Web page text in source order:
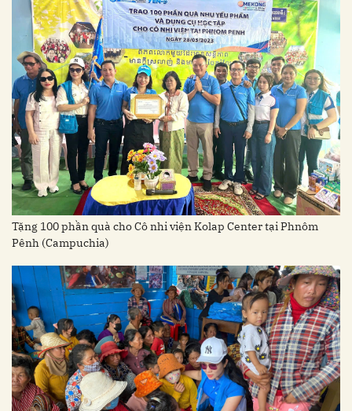
Tặng 100 phần quà cho Cô nhi viện Kolap Center tại Phnôm
Pênh (Campuchia)